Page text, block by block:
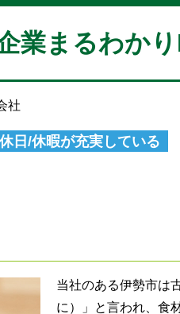
業まるわか
社
休日/休暇が充実している
当社のある伊勢市は
に）」と言われ、食